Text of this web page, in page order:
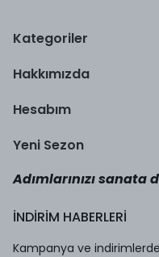
Kategoriler
Hakkımızda
Hesabım
Yeni Sezon
Adımlarınızı
İNDİRİM HABERLERİ
Kampanya ve